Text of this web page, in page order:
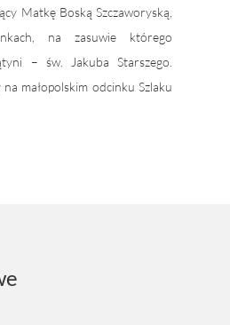
Matkę Boską Szczaworyską,
na zasuwie którego
– św. Jakuba Starszego.
małopolskim odcinku Szlaku